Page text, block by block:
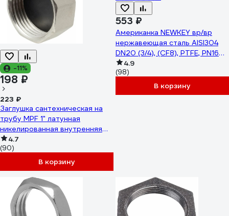
-11%
198 ₽
223 ₽
Заглушка сантехническая на
трубу MPF 1" латунная
никелированная внутренняя
резьба ИС.072285
4.7
(90)
В корзину
553 ₽
Американка NEWKEY вр/вр
нержавеющая сталь AISI304
DN20 (3/4), (CF8), PTFE, PN16
NK-ADD20/4
4.9
(98)
В корзину